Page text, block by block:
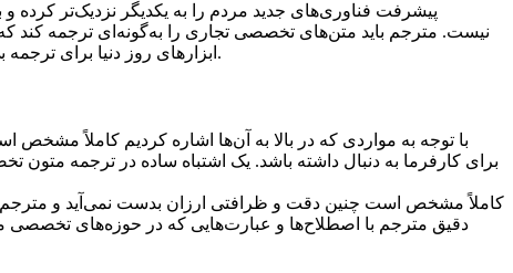
پیشرفت فناوری‌های جدید مردم را به یکدیگر نزدیک‌تر
نیست. مترجم باید متن‌های تخصصی تجاری را به‌‌گونه‌ای ترجمه کند
ابزارهای روز دنیا برای ترجمه بی‌عیب‌ و نقص متن‌های تخصصی کمک بگیرد. گاهی اوقات نیز با پروژه‌های ترجمه وب‌سایت طرف هستیم که حساسیت خاص خود را دارند.
با توجه به مواردی که در بالا به آن‌ها اشاره کردیم کاملاً
برای کارفرما به دنبال داشته باشد. یک اشتباه ساده در ترجمه
کاملاً مشخص است چنین دقت و ظرافتی ارزان بدست نمی‌آید و مترجم
دقیق مترجم با اصطلاح‌ها و عبارت‌هایی که در حوزه‌های تخصصی